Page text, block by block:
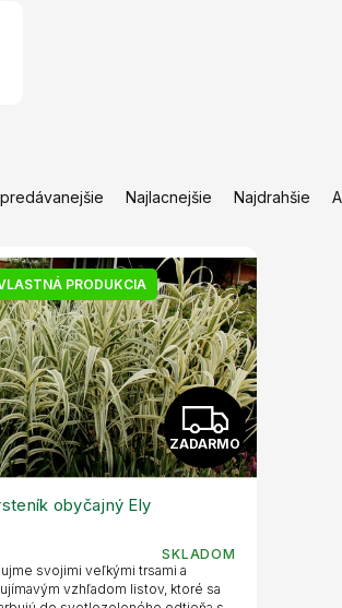
Najlacnejšie Najdrahšie
PRODUKCIA
Z
A
A
ZADARMO
obyčajný Ely
SKLADOM
svojimi veľkými trsami a
vzhľadom listov, ktoré sa